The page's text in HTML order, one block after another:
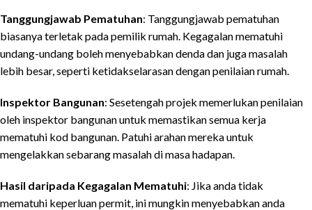
Tanggungjawab Pematuhan: Tanggungjawab pematuhan
biasanya terletak pada pemilik rumah. Kegagalan mematuhi
undang-undang boleh menyebabkan denda dan juga masalah
lebih besar, seperti ketidakselarasan dengan penilaian rumah.
Inspektor Bangunan: Sesetengah projek memerlukan penilaian
oleh inspektor bangunan untuk memastikan semua kerja
mematuhi kod bangunan. Patuhi arahan mereka untuk
mengelakkan sebarang masalah di masa hadapan.
Hasil daripada Kegagalan Mematuhi: Jika anda tidak
mematuhi keperluan permit, ini mungkin menyebabkan anda